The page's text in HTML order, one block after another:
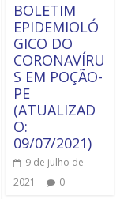
BOLETIM
EPIDEMIOLÓ
GICO DO
CORONAVÍRU
S EM POÇÃO-
PE
(ATUALIZAD
O:
09/07/2021)
9 de julho de
2021
0